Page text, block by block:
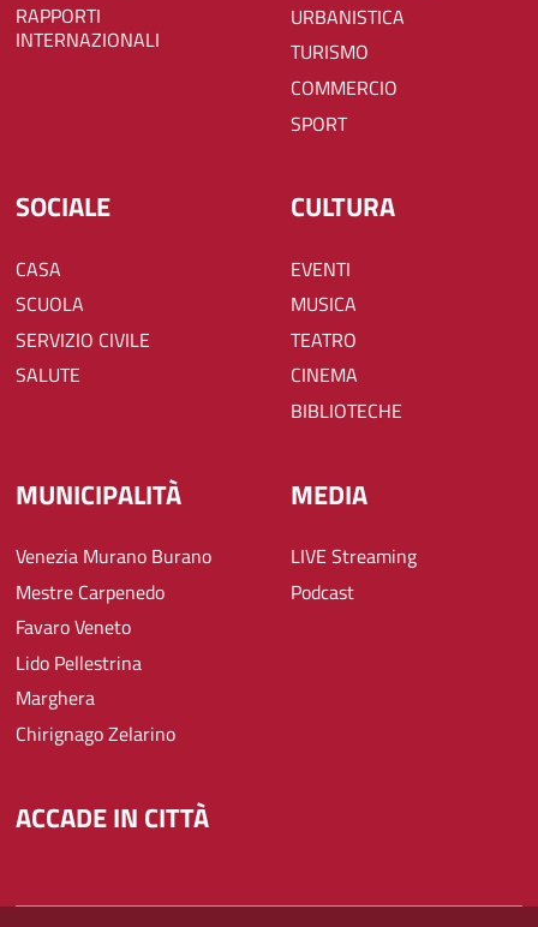
RAPPORTI
INTERNAZIONALI
URBANISTICA
TURISMO
COMMERCIO
SPORT
SOCIALE
CASA
SCUOLA
SERVIZIO CIVILE
SALUTE
CULTURA
EVENTI
MUSICA
TEATRO
CINEMA
BIBLIOTECHE
MUNICIPALITÀ
Venezia Murano Burano
Mestre Carpenedo
Favaro Veneto
Lido Pellestrina
Marghera
Chirignago Zelarino
MEDIA
LIVE Streaming
Podcast
ACCADE IN CITTÀ